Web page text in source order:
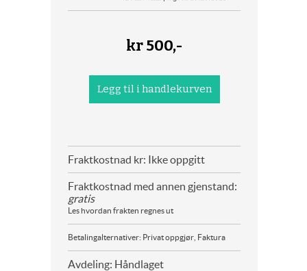
kr500,-
Fraktkostnad kr: Ikke oppgitt
Fraktkostnad med annen gjenstand:
gratis
Les hvordan frakten regnes ut
Betalingalternativer: Privat oppgjør, Faktura
Avdeling: Håndlaget